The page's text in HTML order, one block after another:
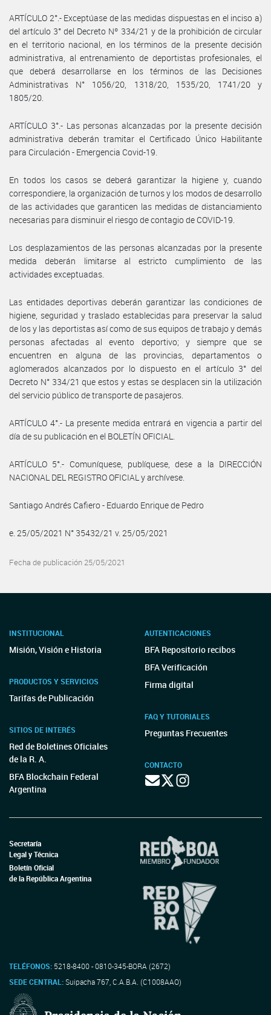
ARTÍCULO 2°.- Exceptúase de las medidas dispuestas en el inciso a)
del artículo 3° del Decreto Nº 334/21 y de la prohibición de circular
en el territorio nacional, en los términos de la presente decisión
administrativa, al entrenamiento de deportistas profesionales, el
que deberá desarrollarse en los términos de las Decisiones
Administrativas N° 1056/20, 1318/20, 1535/20, 1741/20 y
1805/20.
ARTÍCULO 3°.- Las personas alcanzadas por la presente decisión
administrativa deberán tramitar el Certificado Único Habilitante
para Circulación - Emergencia Covid-19.
En todos los casos se deberá garantizar la higiene y, cuando
correspondiere, la organización de turnos y los modos de desarrollo
de las actividades que garanticen las medidas de distanciamiento
necesarias para disminuir el riesgo de contagio de COVID-19.
Los desplazamientos de las personas alcanzadas por la presente
medida deberán limitarse al estricto cumplimiento de las
actividades exceptuadas.
Las entidades deportivas deberán garantizar las condiciones de
higiene, seguridad y traslado establecidas para preservar la salud
de los y las deportistas así como de sus equipos de trabajo y demás
personas afectadas al evento deportivo; y siempre que se
encuentren en alguna de las provincias, departamentos o
aglomerados alcanzados por lo dispuesto en el artículo 3° del
Decreto N° 334/21 que estos y estas se desplacen sin la utilización
del servicio público de transporte de pasajeros.
ARTÍCULO 4°.- La presente medida entrará en vigencia a partir del
día de su publicación en el BOLETÍN OFICIAL.
ARTÍCULO 5°.- Comuníquese, publíquese, dese a la DIRECCIÓN
NACIONAL DEL REGISTRO OFICIAL y archívese.
Santiago Andrés Cafiero - Eduardo Enrique de Pedro
e. 25/05/2021 N° 35432/21 v. 25/05/2021
Fecha de publicación 25/05/2021
INSTITUCIONAL
Misión, Visión e Historia
PRODUCTOS Y SERVICIOS
Tarifas de Publicación
SITIOS DE INTERÉS
Red de Boletines Oficiales
de la R. A.
BFA Blockchain Federal
Argentina
AUTENTICACIONES
BFA Repositorio recibos
BFA Verificación
Firma digital
FAQ Y TUTORIALES
Preguntas Frecuentes
CONTACTO
Secretaría
Legal y Técnica
Boletín Oficial
de la República Argentina
TELÉFONOS: 5218-8400 - 0810-345-BORA (2672)
SEDE CENTRAL:Suipacha 767, C.A.B.A. (C1008AAO)